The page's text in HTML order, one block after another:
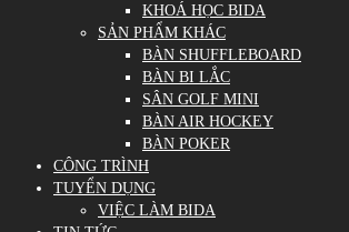
KHOÁ HỌC BIDA
SẢN PHẨM KHÁC
BÀN SHUFFLEBOARD
BÀN BI LẮC
SÂN GOLF MINI
BÀN AIR HOCKEY
BÀN POKER
CÔNG TRÌNH
TUYỂN DỤNG
VIỆC LÀM BIDA